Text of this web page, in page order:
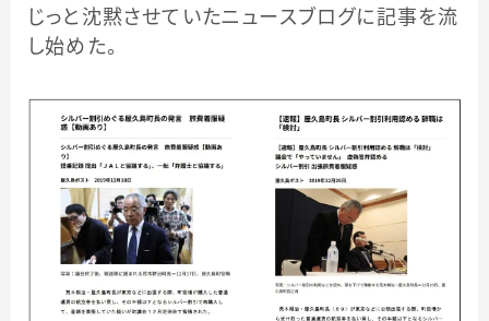
じっと沈黙させていたニュースブログに記事を流
し始めた。